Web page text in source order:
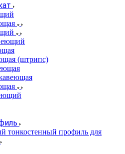
(штрипс)
тонкостенный профиль для